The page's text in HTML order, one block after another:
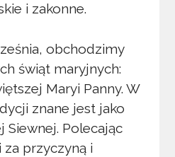
i zakonne.
obchodzimy
świąt maryjnych:
Maryi Panny. W
znane jest jako
Siewnej. Polecając
przyczyną i